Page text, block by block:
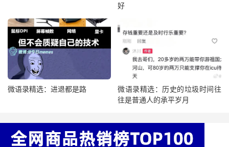
好
微语录精选：进退都是路
微语录精选：历史的垃圾时间往
往是普通人的承平岁月